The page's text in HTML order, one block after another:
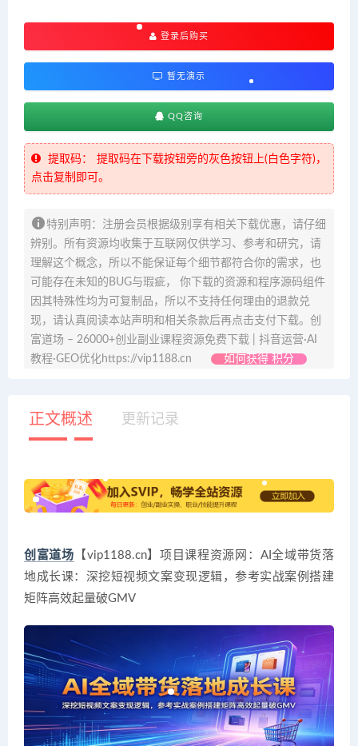
登录后购买
暂无演示
QQ咨询
提取码：
提取码在下载按钮旁的灰色按钮上(白色字符)，
点击复制即可。
特别声明：注册会员根据级别享有相关下载优惠，请仔细
辨别。所有资源均收集于互联网仅供学习、参考和研究，请
理解这个概念，所以不能保证每个细节都符合你的需求，也
可能存在未知的BUG与瑕疵， 你下载的资源和程序源码组件
因其特殊性均为可复制品，所以不支持任何理由的退款兑
现，请认真阅读本站声明和相关条款后再点击支付下载。创
富道场 – 26000+创业副业课程资源免费下载 | 抖音运营·AI
教程·GEO优化https://vip1188.cn
如何获得 积分
正文概述 更新记录
创富道场 【vip1188.cn】项目课程资源网：AI全域带货落
地成长课：深挖短视频文案变现逻辑，参考实战案例搭建
矩阵高效起量破GMV